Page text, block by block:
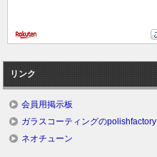
リンク
会員用掲示板
ガラスコーティングのpolishfactory
ネオチューン